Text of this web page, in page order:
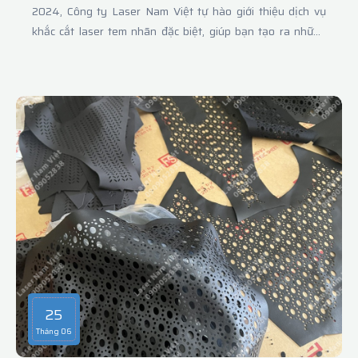
2024, Công ty Laser Nam Việt tự hào giới thiệu dịch vụ
khắc cắt laser tem nhãn đặc biệt, giúp bạn tạo ra những
bao giờ hết.
25
Tháng 06